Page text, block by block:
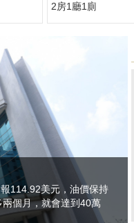
2房1廳1廁
114.92美元，油價保持
個月，就會達到40萬